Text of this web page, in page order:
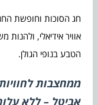
חג הסוכות וחופשת
אוויר אידיאלי, ולהנות
הטבע בנופי הגולן.
ממחצבות
אביטל – ללא